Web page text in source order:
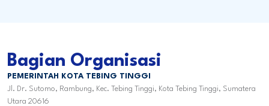
Bagian Organisasi
PEMERINTAH KOTA TEBING TINGGI
Jl. Dr. Sutomo, Rambung, Kec. Tebing Tinggi, Kota Tebing Tinggi, Sumatera
Utara 20616